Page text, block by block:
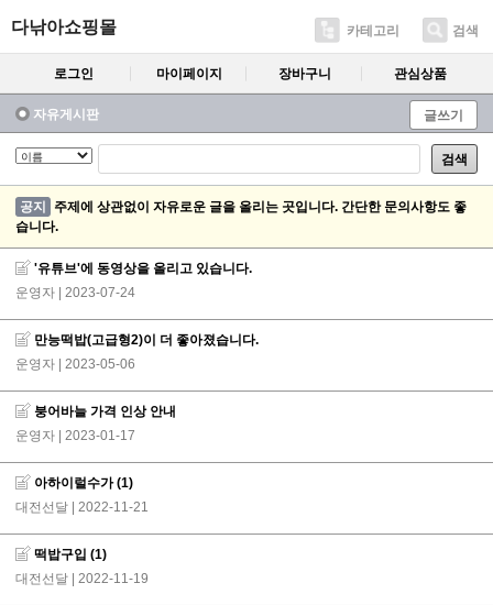
다낚아쇼핑몰 카테고리 검색
로그인 마이페이지 장바구니 관심상품
자유게시판 글쓰기
검색
공지
주제에 상관없이 자유로운 글을 올리는 곳입니다. 간단한 문의사항도 좋
습니다.
'유튜브'에 동영상을 올리고 있습니다.
운영자 | 2023-07-24
만능떡밥(고급형2)이 더 좋아졌습니다.
운영자 | 2023-05-06
붕어바늘 가격 인상 안내
운영자 | 2023-01-17
아하이럴수가(1)
대전선달 | 2022-11-21
떡밥구입 (1)
대전선달 | 2022-11-19